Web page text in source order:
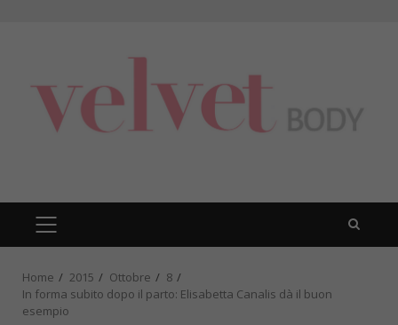
PRIMARY
MENU
Home 2015 Ottobre
8
In forma subito dopo il parto: Elisabetta Canalis dà il buon
esempio